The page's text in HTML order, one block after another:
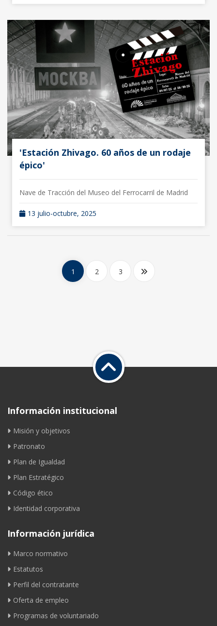
'Estación Zhivago. 60 años de un rodaje
épico'
Nave de Tracción del Museo del Ferrocarril de Madrid
13 julio-octubre, 2025
1 2 3
Información institucional
Misión y objetivos
Patronato
Plan de Igualdad
Plan Estratégico
Código ético
Identidad corporativa
Información jurídica
Marco normativo
Estatutos
Perfil del contratante
Oferta de empleo
Programas de voluntariado